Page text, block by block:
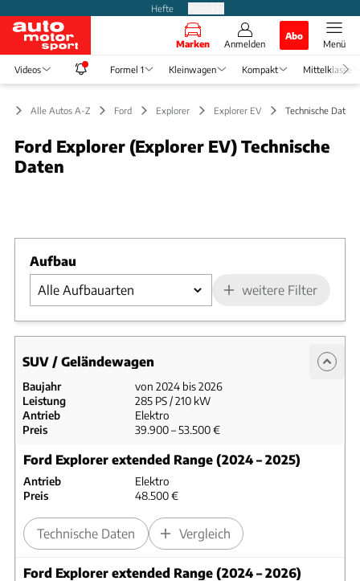
Hefte
Marken Anmelden
Abo
Menü
Videos Formel 1 Kleinwagen Kompakt Mittelklasse
Alle Autos A-Z Ford Explorer Explorer EV Technische Daten
Ford Explorer (Explorer EV) Technische
Daten
Aufbau
weitere Filter
SUV / Geländewagen
Baujahr
von 2024 bis 2026
Leistung
285 PS / 210 kW
Antrieb
Elektro
Preis
39.900 – 53.500 €
Ford Explorer extended Range (2024 – 2025)
Antrieb
Elektro
Preis
48.500 €
Technische Daten Vergleich
Ford Explorer extended Range (2024 – 2026)